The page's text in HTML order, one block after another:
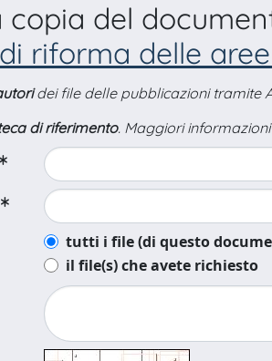
copia del
riforma delle
dei file delle pubblicazioni tramite
di riferimento. Maggiori
tutti i file (di questo
il file(s) che avete richiesto